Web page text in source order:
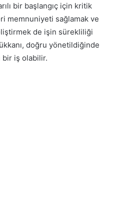
bir başlangıç için kritik
memnuniyeti sağlamak ve
de işin sürekliliği
doğru yönetildiğinde
bir iş olabilir.